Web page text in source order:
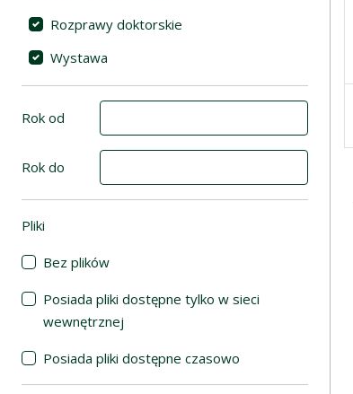
Rozprawy doktorskie
Wystawa
Rok od
Rok do
Pliki
Bez plików
Posiada pliki dostępne tylko w sieci
wewnętrznej
Posiada pliki dostępne czasowo